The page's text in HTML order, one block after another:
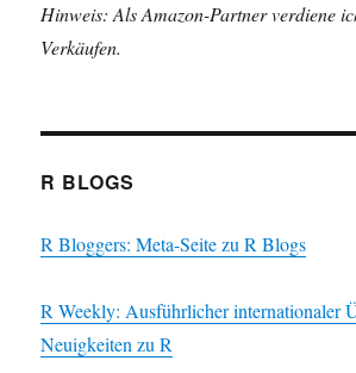
Hinweis: Als Amazon-Partner verdiene
Verkäufen.
R BLOGS
R Bloggers: Meta-Seite zu R Blogs
R Weekly: Ausführlicher internationaler
Neuigkeiten zu R